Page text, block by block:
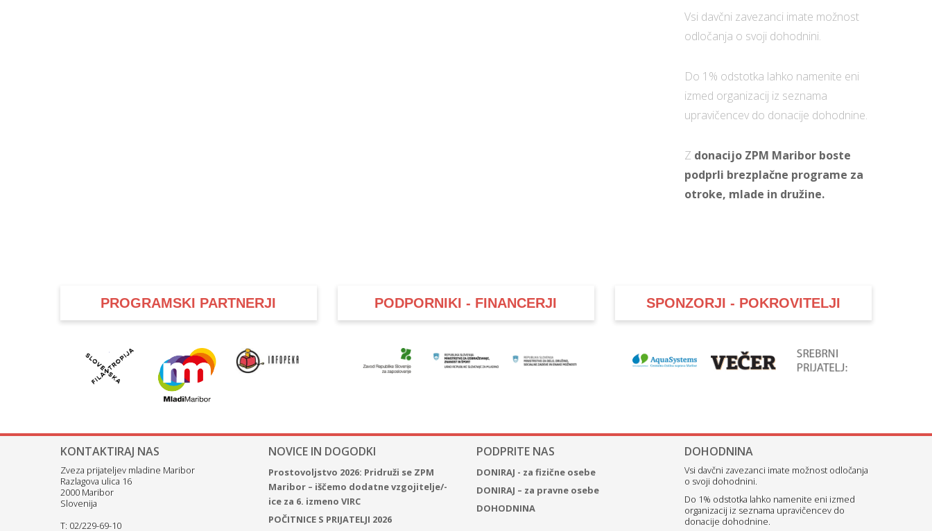
Vsi davčni zavezanci imate možnost
odločanja o svoji dohodnini.
Do 1% odstotka lahko namenite eni
izmed organizacij iz seznama
upravičencev do donacije dohodnine.
Z donacijo ZPM Maribor boste
podprli brezplačne programe za
otroke, mlade in družine.
PROGRAMSKI PARTNERJI PODPORNIKI - FINANCERJI SPONZORJI - POKROVITELJI
KONTAKTIRAJ NAS
Zveza prijateljev mladine Maribor
Razlagova ulica 16
2000 Maribor
Slovenija
T: 02/229-69-10
NOVICE IN DOGODKI
Prostovoljstvo 2026: Pridruži se ZPM
Maribor – iščemo dodatne vzgojitelje/-
ice za 6. izmeno VIRC
POČITNICE S PRIJATELJI 2026
PODPRITE NAS
DONIRAJ - za fizične osebe
DONIRAJ – za pravne osebe
DOHODNINA
DOHODNINA
Vsi davčni zavezanci imate možnost odločanja
o svoji dohodnini.
Do 1% odstotka lahko namenite eni izmed
organizacij iz seznama upravičencev do
donacije dohodnine.